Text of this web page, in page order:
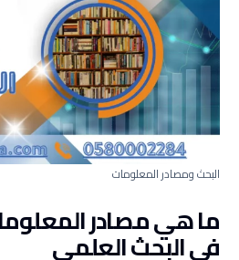
البحث ومصادر المعلومات
ما هي مصادر
في البحث العلمي